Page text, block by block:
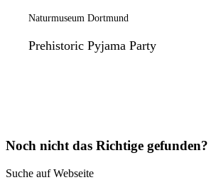
Naturmuseum Dortmund
Prehistoric Pyjama Party
Noch nicht das Richtige gefunden?
Suche auf Webseite